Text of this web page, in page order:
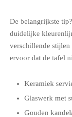
De belangrijkste
duidelijke
verschillende stijlen
ervoor dat de tafel
Keramiek
Glaswerk met
Gouden